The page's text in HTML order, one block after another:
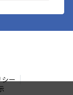
シー